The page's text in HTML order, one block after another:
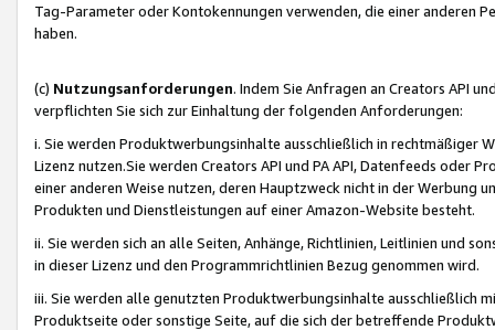
Tag-Parameter oder Kontokennungen verwenden, die einer anderen
haben.
(c) Nutzungsanforderungen. Indem Sie Anfragen an Creators API
verpflichten Sie sich zur Einhaltung der folgenden Anforderungen:
i. Sie werden Produktwerbungsinhalte ausschließlich in rechtmäßiger
Lizenz nutzen.Sie werden Creators API und PA API, Datenfeeds oder
einer anderen Weise nutzen, deren Hauptzweck nicht in der Werbung
Produkten und Dienstleistungen auf einer Amazon-Website besteht.
ii. Sie werden sich an alle Seiten, Anhänge, Richtlinien, Leitlinien und
in dieser Lizenz und den Programmrichtlinien Bezug genommen wird.
iii. Sie werden alle genutzten Produktwerbungsinhalte ausschließlich
Produktseite oder sonstige Seite, auf die sich der betreffende